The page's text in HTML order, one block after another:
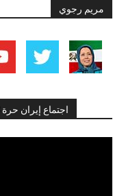
مريم رجوي
اجتماع إيران حرة 2023: إلى الأمام نحو جمهورية ديمقراطية